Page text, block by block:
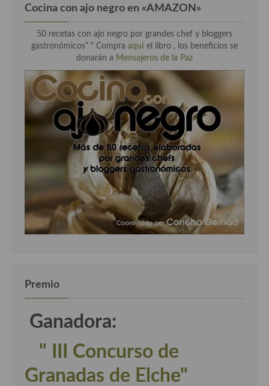
Cocina con ajo negro en «AMAZON»
50 recetas con ajo negro por grandes chef y bloggers
gastronómicos" " Compra aquí el libro , los beneficios se
donarán a Mensajeros de la Paz
Premio
Ganadora:
" III Concurso de
Granadas de Elche"